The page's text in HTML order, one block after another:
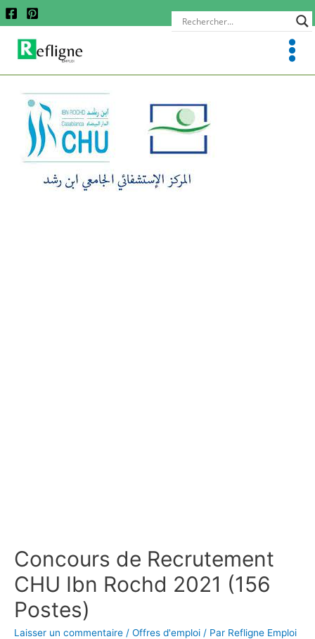
Concours de Recrutement
CHU Ibn Rochd 2021 (156
Postes)
Laisser un commentaire / Offres d'emploi / Par Refligne Emploi